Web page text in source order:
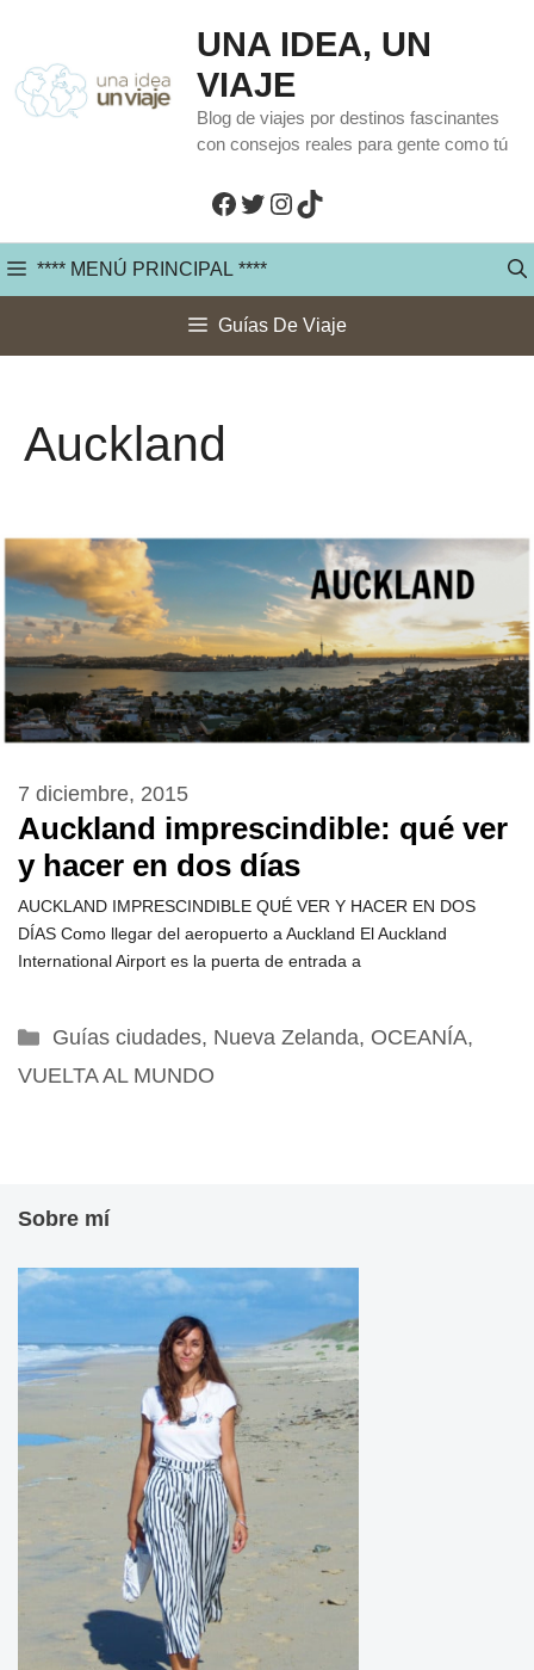
contenido
UNA IDEA, UN
VIAJE
Blog de viajes por destinos fascinantes
con consejos reales para gente como tú
Facebook
Twitter
Instagram
TikTok
**** MENÚ PRINCIPAL ****
Guías De Viaje
Auckland
Auckland imprescindible: qué ver
y hacer en dos días
7 diciembre, 2015
AUCKLAND IMPRESCINDIBLE QUÉ VER Y HACER EN DOS
DÍAS Como llegar del aeropuerto a Auckland El Auckland
International Airport es la puerta de entrada a
Categorías
Guías ciudades, Nueva Zelanda, OCEANÍA,
VUELTA AL MUNDO
Sobre mí